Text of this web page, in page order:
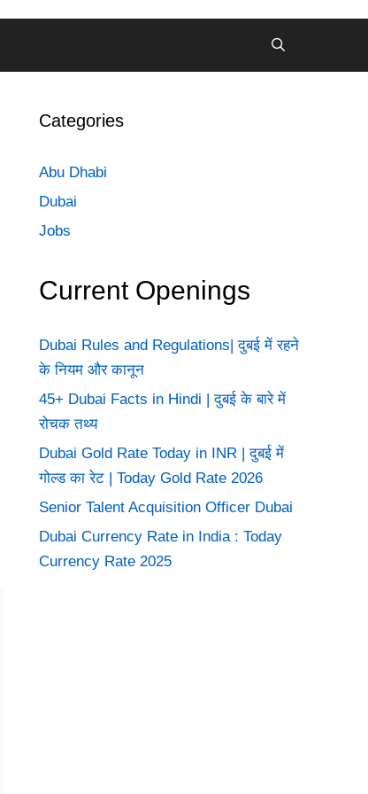
Categories
Abu Dhabi
Dubai
Jobs
Current Openings
Dubai Rules and Regulations| दुबई में रहने
के नियम और कानून
45+ Dubai Facts in Hindi | दुबई के बारे में
रोचक तथ्य
Dubai Gold Rate Today in INR | दुबई में
गोल्ड का रेट | Today Gold Rate 2026
Senior Talent Acquisition Officer Dubai
Dubai Currency Rate in India : Today
Currency Rate 2025